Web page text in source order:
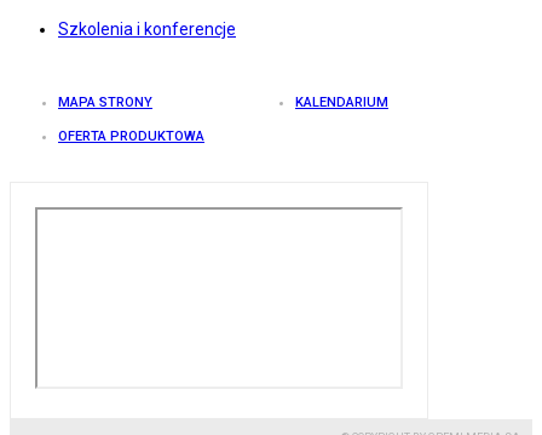
Szkolenia i konferencje
MAPA STRONY KALENDARIUM
OFERTA PRODUKTOWA